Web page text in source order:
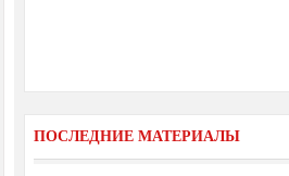
ПОСЛЕДНИЕ МАТЕРИАЛЫ